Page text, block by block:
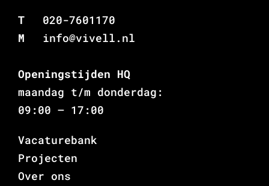
T
020-7601170
M
info@vivell.nl
Openingstijden HQ
maandag t/m donderdag:
09:00 – 17:00
Vacaturebank
Projecten
Over ons